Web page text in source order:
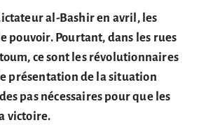
al-Bashir en avril, les
pouvoir. Pourtant, dans les rues
ce sont les révolutionnaires
présentation de la situation
pas nécessaires pour que les
victoire.